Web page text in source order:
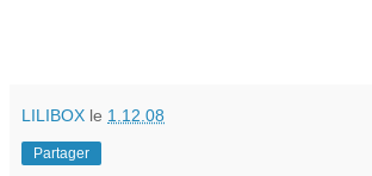
LILIBOX le 1.12.08
Partager